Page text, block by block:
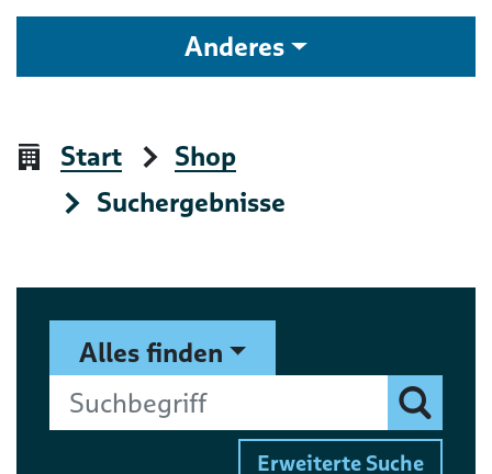
Anderes
Start
Shop
Suchergebnisse
Suchformular
Alles finden
Suchbegriff
Finden
Erweiterte Suche